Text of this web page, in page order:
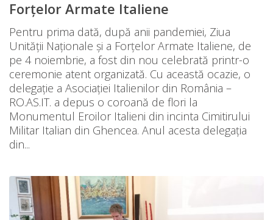
Forțelor Armate Italiene
Pentru prima dată, după anii pandemiei, Ziua
Unității Naționale și a Forțelor Armate Italiene, de
pe 4 noiembrie, a fost din nou celebrată printr-o
ceremonie atent organizată. Cu această ocazie, o
delegație a Asociației Italienilor din România –
RO.AS.IT. a depus o coroană de flori la
Monumentul Eroilor Italieni din incinta Cimitirului
Militar Italian din Ghencea. Anul acesta delegația
din...